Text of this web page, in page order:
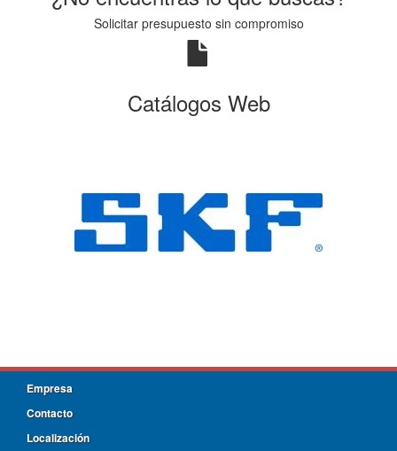
Solicitar presupuesto sin compromiso
Catálogos Web
Empresa
Contacto
Localización